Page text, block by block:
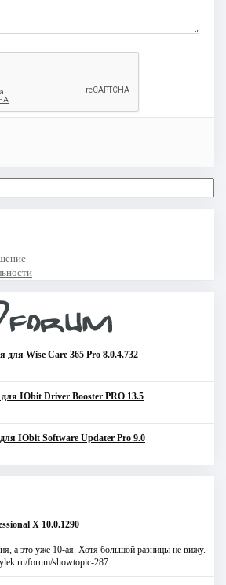
для Wise Care 365 Pro 8.0.4.732
IObit Driver Booster PRO 13.5
IObit Software Updater Pro 9.0
X 10.0.1290
а это уже 10-ая. Хотя большой разницы не вижу.
forum/showtopic-287